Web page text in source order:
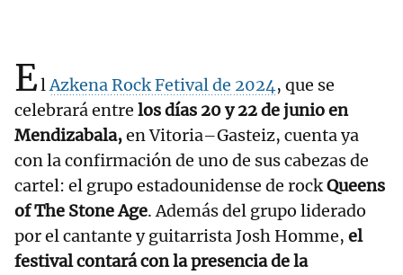
ElAzkena Rock Fetival de 2024, que se
celebrará entre los días 20 y 22 de junio en
Mendizabala,en Vitoria–Gasteiz, cuenta ya
con la confirmación de uno de sus cabezas de
cartel: el grupo estadounidense de rockQueens
of The Stone Age. Además del grupo liderado
por el cantante y guitarrista Josh Homme, el
festival contará con la presencia de la